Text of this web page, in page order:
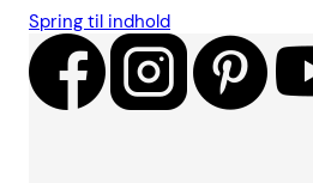
Spring til indhold